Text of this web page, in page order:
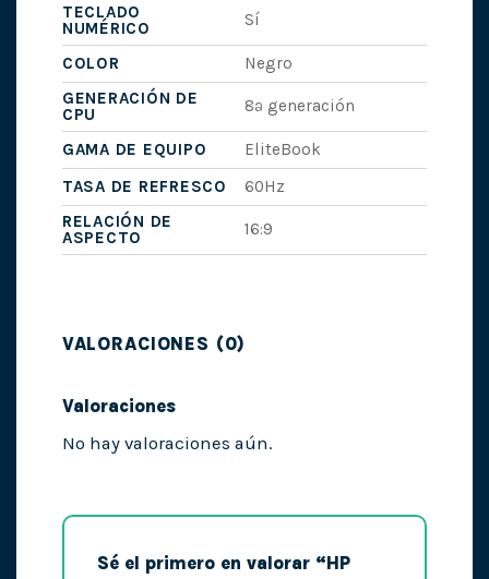
TECLADO
NUMÉRICO
Sí
COLOR
Negro
GENERACIÓN DE
CPU
8ª generación
GAMA DE EQUIPO
EliteBook
TASA DE REFRESCO
60Hz
RELACIÓN DE
ASPECTO
16:9
VALORACIONES (0)
Valoraciones
No hay valoraciones aún.
Sé el primero en valorar “HP